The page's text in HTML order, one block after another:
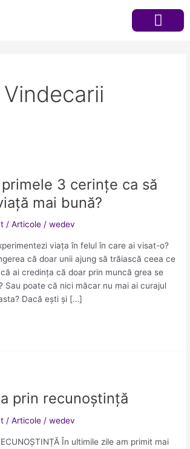
3 cerințe ca să
mai bună?
/Articole /wedev
viața în felul în care ai visat-o?
că doar unii ajung să trăiască ceea ce
ai credința că doar prin muncă grea se
Sau poate că nici măcar nu mai ai curajul
Dacă ești și […]
prin recunoștință
/Articole /wedev
În ultimile zile am primit mai